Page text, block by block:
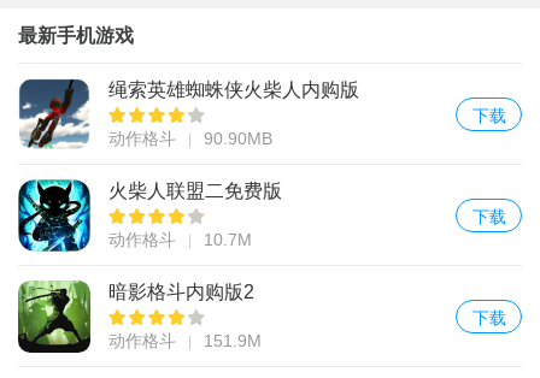
最新手机游戏
绳索英雄蜘蛛侠火柴人内购版
动作格斗 90.90MB
下载
火柴人联盟二免费版
动作格斗 10.7M
下载
暗影格斗内购版2
动作格斗 151.9M
下载